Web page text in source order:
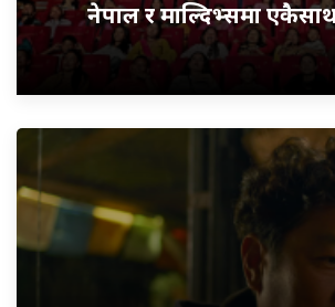
नेपाल र माल्दिभ्समा